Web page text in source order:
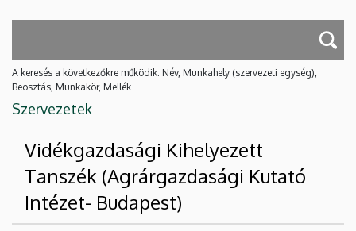
A keresés a következőkre működik: Név, Munkahely (szervezeti egység),
Beosztás, Munkakör, Mellék
Szervezetek
Vidékgazdasági Kihelyezett
Tanszék (Agrárgazdasági Kutató
Intézet- Budapest)